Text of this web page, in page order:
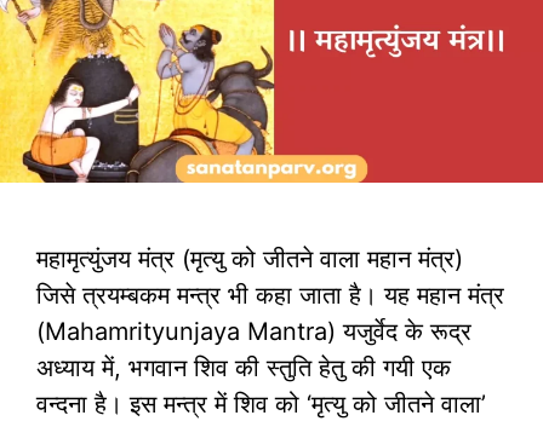
महामृत्युंजय मंत्र (मृत्यु को जीतने वाला महान मंत्र)
जिसे त्रयम्बकम मन्त्र भी कहा जाता है। यह महान मंत्र
(Mahamrityunjaya Mantra) यजुर्वेद के रूद्र
अध्याय में, भगवान शिव की स्तुति हेतु की गयी एक
वन्दना है। इस मन्त्र में शिव को ‘मृत्यु को जीतने वाला’